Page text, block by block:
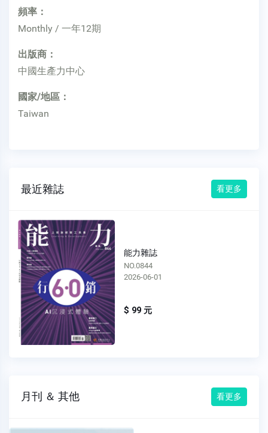
頻率：
Monthly / 一年12期
出版商：
中國生產力中心
國家/地區：
Taiwan
最近雜誌 看更多
能力雜誌
NO.0843
2026-05-01
$ 99 元
月刊 ＆ 其他 看更多